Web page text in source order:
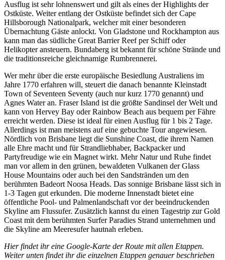
Ausflug ist sehr lohnenswert und gilt als eines der Highlights der
Ostküste. Weiter entlang der Ostküste befindet sich der Cape
Hillsborough Nationalpark, welcher mit einer besonderen
Übernachtung Gäste anlockt. Von Gladstone und Rockhampton aus
kann man das südliche Great Barrier Reef per Schiff oder
Helikopter ansteuern. Bundaberg ist bekannt für schöne Strände und
die traditionsreiche gleichnamige Rumbrennerei.
Wer mehr über die erste europäische Besiedlung Australiens im
Jahre 1770 erfahren will, steuert die danach benannte Kleinstadt
Town of Seventeen Seventy (auch nur kurz 1770 genannt) und
Agnes Water an. Fraser Island ist die größte Sandinsel der Welt und
kann von Hervey Bay oder Rainbow Beach aus bequem per Fähre
erreicht werden. Diese ist ideal für einen Ausflug für 1 bis 2 Tage.
Allerdings ist man meistens auf eine gebuchte Tour angewiesen.
Nördlich von Brisbane liegt die Sunshine Coast, die ihrem Namen
alle Ehre macht und für Strandliebhaber, Backpacker und
Partyfreudige wie ein Magnet wirkt. Mehr Natur und Ruhe findet
man vor allem in den grünen, bewaldeten Vulkanen der Glass
House Mountains oder auch bei den Sandstränden um den
berühmten Badeort Noosa Heads. Das sonnige Brisbane lässt sich in
1-3 Tagen gut erkunden. Die moderne Innenstadt bietet eine
öffentliche Pool- und Palmenlandschaft vor der beeindruckenden
Skyline am Flussufer. Zusätzlich kannst du einen Tagestrip zur Gold
Coast mit dem berühmten Surfer Paradies Strand unternehmen und
die Skyline am Meeresufer hautnah erleben.
Hier findet ihr eine Google-Karte der Route mit allen Etappen.
Weiter unten findet ihr die einzelnen Etappen genauer beschrieben